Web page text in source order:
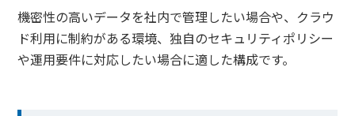
機密性の高いデータを社内で管理したい場合や、クラウ
ド利用に制約がある環境、独自のセキュリティポリシー
や運用要件に対応したい場合に適した構成です。